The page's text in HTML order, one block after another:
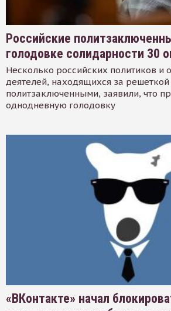
Российские
голодовке солидарности 30
Несколько российских политиков и
деятелей, находящихся за
политзаключенными, заявили, что
однодневную голодовку
«ВКонтакте» начал